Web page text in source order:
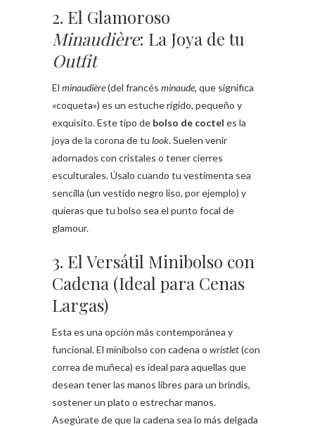
2. El Glamoroso
Minaudière: La Joya de tu
Outfit
El minaudière(del francés minaude, que significa
«coqueta») es un estuche rígido, pequeño y
exquisito. Este tipo de bolso de coctel es la
joya de la corona de tu look. Suelen venir
adornados con cristales o tener cierres
esculturales. Úsalo cuando tu vestimenta sea
sencilla (un vestido negro liso, por ejemplo) y
quieras que tu bolso sea el punto focal de
glamour.
3. El Versátil Minibolso con
Cadena (Ideal para Cenas
Largas)
Esta es una opción más contemporánea y
funcional. El minibolso con cadena o wristlet(con
correa de muñeca) es ideal para aquellas que
desean tener las manos libres para un brindis,
sostener un plato o estrechar manos.
Asegúrate de que la cadena sea lo más delgada